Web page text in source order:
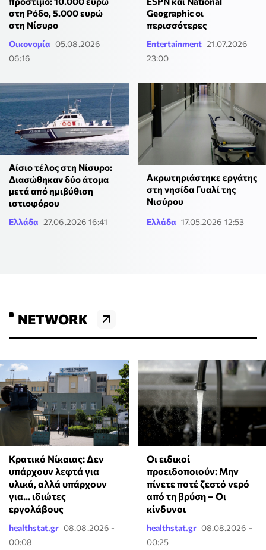
στη Ρόδο, 5.000 ευρώ
στη Νίσυρο
Οικονομία 05.08.2026
06:16
Geographic οι
περισσότερες
Entertainment 21.07.2026
23:00
Αίσιο τέλος στη Νίσυρο:
Διασώθηκαν δύο άτομα
μετά από ημιβύθιση
ιστιοφόρου
Ελλάδα 27.06.2026 16:41
Ακρωτηριάστηκε εργάτης
στη νησίδα Γυαλί της
Νισύρου
Ελλάδα 17.05.2026 12:53
NETWORK
Κρατικό Νίκαιας: Δεν
υπάρχουν λεφτά για
υλικά, αλλά υπάρχουν
για... ιδιώτες
εργολάβους
healthstat.gr 08.08.2026 -
00:08
Οι ειδικοί
προειδοποιούν: Μην
πίνετε ποτέ ζεστό νερό
από τη βρύση – Οι
κίνδυνοι
healthstat.gr 08.08.2026 -
00:25